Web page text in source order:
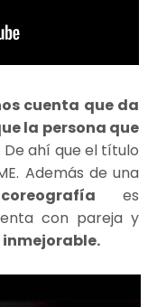
cuenta que da
la persona que
De ahí que el título
Además de una
es
con pareja y